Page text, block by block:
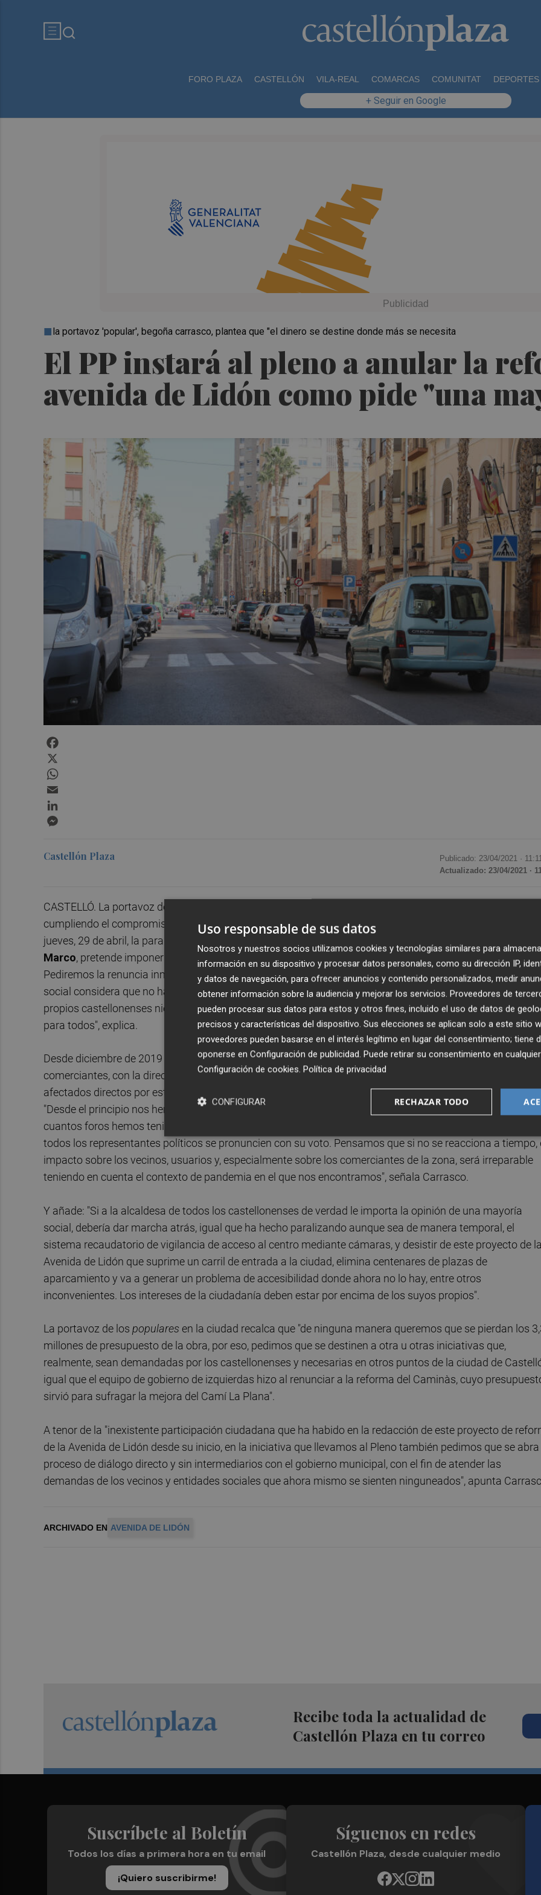
FORO PLAZA CASTELLÓN VILA-REAL COMARCAS COMUNITAT DEPORTES
+ Seguir en Google
El PP instará al pleno a anular la
avenida de Lidón como pide "una
la portavoz 'popular', begoña carrasco, plantea que "el dinero se destine donde más se necesita
Castellón Plaza Publicado: 23/04/2021 ·
Actualizado: 23/04/2021 ·
CASTELLÓ. La portavoz del Grupo Municipal Popular en el Ayuntamiento de Castelló,
cumpliendo el compromiso adquirido con los vecinos de la avenida de Lidón, llevará al pleno el próximo
jueves, 29 de abril, la paralización y desestimación definitiva de la reforma que "la alcaldesa,
Marco, pretende imponer en la zona, pese a la oposición frontal de una mayoría de castellonenses.
Pediremos la renuncia inmediata al proyecto de 3,3 millones de euros que nadie ha pedido, que una
social considera que no hace falta y que no recoge las demandas vecinales, entre otras cuestiones que
propios castellonenses niegan o ponen en duda, pese a que la alcaldesa insista en la mejora que reportará
para todos", explica.
Desde diciembre de 2019 los populareshan mantenido reuniones constantes con representantes
comerciantes, con la dirección del colegio Consolación, con el restaurante El Rinconet, en definitiva, con
afectados directos por este proyecto que acabará con la Avenida de Lidón tal y como hoy la conocemos.
"Desde el principio nos hemos mostrado sensibles a sus inquietudes y quejas y así lo hemos trasladado
cuantos foros hemos tenido oportunidad sin que nos hicieran caso, por eso, lo elevamos al Pleno, para que
todos los representantes políticos se pronuncien con su voto. Pensamos que si no se reacciona a tiempo,
impacto sobre los vecinos, usuarios y, especialmente sobre los comerciantes de la zona, será irreparable
teniendo en cuenta el contexto de pandemia en el que nos encontramos", señala Carrasco.
Y añade: "Si a la alcaldesa de todos los castellonenses de verdad le importa la opinión de una mayoría
social, debería dar marcha atrás, igual que ha hecho paralizando aunque sea de manera temporal, el
sistema recaudatorio de vigilancia de acceso al centro mediante cámaras, y desistir de este proyecto de la
Avenida de Lidón que suprime un carril de entrada a la ciudad, elimina centenares de plazas de
aparcamiento y va a generar un problema de accesibilidad donde ahora no lo hay, entre otros
inconvenientes. Los intereses de la ciudadanía deben estar por encima de los suyos propios".
La portavoz de los populares en la ciudad recalca que "de ninguna manera queremos que se pierdan los
millones de presupuesto de la obra, por eso, pedimos que se destinen a otra u otras iniciativas que,
realmente, sean demandadas por los castellonenses y necesarias en otros puntos de la ciudad de
igual que el equipo de gobierno de izquierdas hizo al renunciar a la reforma del Caminàs, cuyo
sirvió para sufragar la mejora del Camí La Plana".
A tenor de la "inexistente participación ciudadana que ha habido en la redacción de este proyecto de
de la Avenida de Lidón desde su inicio, en la iniciativa que llevamos al Pleno también pedimos que se abra
proceso de diálogo directo y sin intermediarios con el gobierno municipal, con el fin de atender las
demandas de los vecinos y entidades sociales que ahora mismo se sienten ninguneados", apunta
ARCHIVADO EN AVENIDA DE LIDÓN
Recibe toda la actualidad de
Castellón Plaza en tu correo
Suscríbete al Boletín
Todos los días a primera hora en tu email
¡Quiero suscribirme!
Síguenos en redes
Castellón Plaza, desde cualquier medio
Uso responsable de sus datos
Nosotros y nuestros socios utilizamos cookies y tecnologías similares para
información en su dispositivo y procesar datos personales, como su dirección IP,
y datos de navegación, para ofrecer anuncios y contenido personalizados, medir
obtener información sobre la audiencia y mejorar los servicios. Proveedores de
pueden procesar sus datos para estos y otros fines, incluido el uso de datos de
precisos y características del dispositivo. Sus elecciones se aplican solo a este sitio
proveedores pueden basarse en el interés legítimo en lugar del consentimiento; tiene
oponerse en Configuración de publicidad. Puede retirar su consentimiento en
Configuración de cookies. Política de privacidad
RECHAZAR TODO
CONFIGURAR